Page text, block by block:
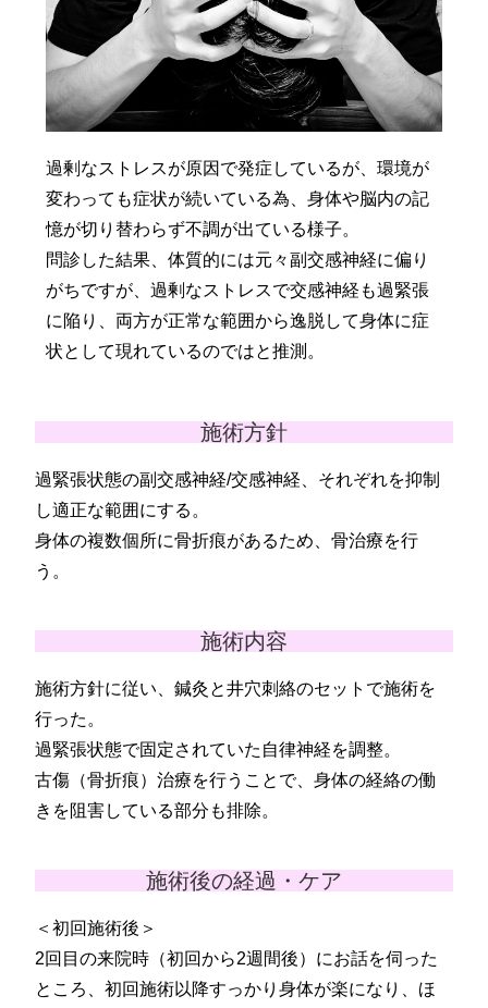
過剰なストレスが原因で発症しているが、環境が
変わっても症状が続いている為、身体や脳内の記
憶が切り替わらず不調が出ている様子。
問診した結果、体質的には元々副交感神経に偏り
がちですが、過剰なストレスで交感神経も過緊張
に陥り、両方が正常な範囲から逸脱して身体に症
状として現れているのではと推測。
施術方針
過緊張状態の副交感神経/交感神経、それぞれを抑制
し適正な範囲にする。
身体の複数個所に骨折痕があるため、骨治療を行
う。
施術内容
施術方針に従い、鍼灸と井穴刺絡のセットで施術を
行った。
過緊張状態で固定されていた自律神経を調整。
古傷（骨折痕）治療を行うことで、身体の経絡の働
きを阻害している部分も排除。
施術後の経過・ケア
＜初回施術後＞
2回目の来院時（初回から2週間後）にお話を伺った
ところ、初回施術以降すっかり身体が楽になり、ほ